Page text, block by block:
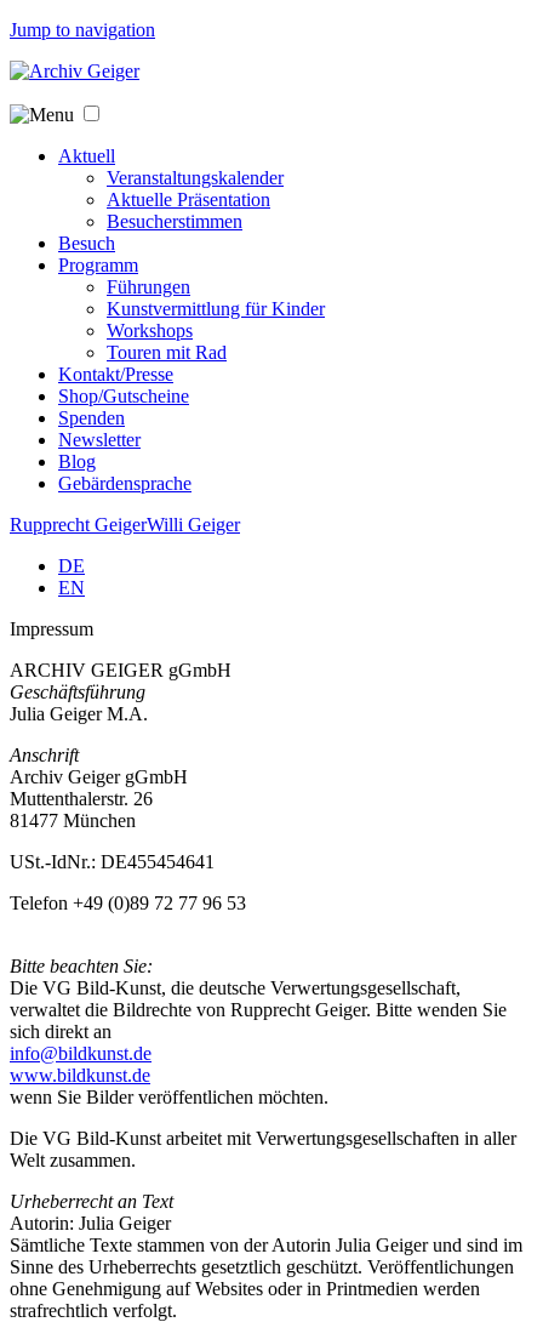
Jump to navigation
Aktuell
Veranstaltungskalender
Aktuelle Präsentation
Besucherstimmen
Besuch
Programm
Führungen
Kunstvermittlung für Kinder
Workshops
Touren mit Rad
Kontakt/Presse
Shop/Gutscheine
Spenden
Newsletter
Blog
Gebärdensprache
Rupprecht GeigerWilli Geiger
DE
EN
Impressum
ARCHIV GEIGER gGmbH
Geschäftsführung
Julia Geiger M.A.
Anschrift
Archiv Geiger gGmbH
Muttenthalerstr. 26
81477 München
USt.-IdNr.: DE455454641
Telefon +49 (0)89 72 77 96 53
Bitte beachten Sie:
Die VG Bild-Kunst, die deutsche Verwertungsgesellschaft,
verwaltet die Bildrechte von Rupprecht Geiger. Bitte wenden Sie
sich direkt an
info@bildkunst.de
www.bildkunst.de
wenn Sie Bilder veröffentlichen möchten.
Die VG Bild-Kunst arbeitet mit Verwertungsgesellschaften in aller
Welt zusammen.
Urheberrecht an Text
Autorin: Julia Geiger
Sämtliche Texte stammen von der Autorin Julia Geiger und sind im
Sinne des Urheberrechts gesetztlich geschützt. Veröffentlichungen
ohne Genehmigung auf Websites oder in Printmedien werden
strafrechtlich verfolgt.